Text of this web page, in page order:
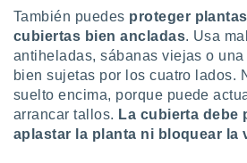
También puedes proteger
cubiertas bien ancladas. Usa
antiheladas, sábanas viejas o
bien sujetas por los cuatro lados.
suelto encima, porque puede
arrancar tallos. La cubierta debe
aplastar la planta ni bloquear la